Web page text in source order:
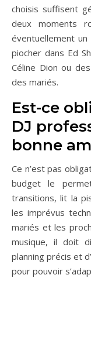
choisis suffisent
deux moments
éventuellement
piocher dans Ed
Céline Dion ou
des mariés.
Est-ce
DJ
bonne
Ce n’est pas
budget le
transitions, lit la
les imprévus
mariés et les
musique, il doit
planning précis et
pour pouvoir